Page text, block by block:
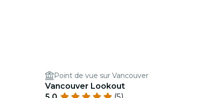
Point de vue sur Vancouver
Vancouver Lookout